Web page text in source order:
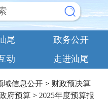
尾
政务公开
动 走进汕尾
域信息公开 > 财政预决算
府预算 > 2025年度预算报